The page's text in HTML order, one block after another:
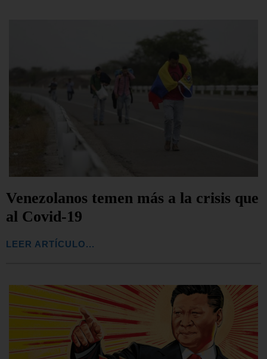
Venezolanos temen más a la crisis que
al Covid-19
LEER ARTÍCULO...